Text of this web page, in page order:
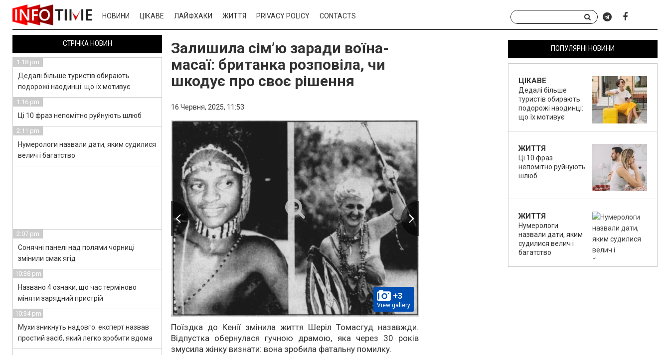
НОВИНИ ЦІКАВЕ ЛАЙФХАКИ ЖИТТЯ PRIVACY POLICY CONTACTS
Залишила сім’ю заради воїна-
масаї: британка розповіла, чи
шкодує про своє рішення
16 Червня, 2025, 11:53
+3
View gallery
Поїздка до Кенії змінила життя Шеріл Томасгуд назавжди.
Відпустка обернулася гучною драмою, яка через 30 років
змусила жінку визнати: вона зробила фатальну помилку.
ПОПУЛЯРНІ НОВИНИ
ЦІКАВЕ
Дедалі більше
туристів обирають
подорожі наодинці:
що їх мотивує
ЖИТТЯ
Ці 10 фраз
непомітно руйнують
шлюб
ЖИТТЯ
Нумерологи
назвали дати, яким
судилися велич і
багатство
СТРІЧКА НОВИН
1:18 pm
Дедалі більше туристів обирають
подорожі наодинці: що їх мотивує
1:16 pm
Ці 10 фраз непомітно руйнують шлюб
2:11 pm
Нумерологи назвали дати, яким судилися
велич і багатство
2:07 pm
Сонячні панелі над полями чорниці
змінили смак ягід
10:38 pm
Названо 4 ознаки, що час терміново
міняти зарядний пристрій
10:34 pm
Мухи зникнуть надовго: експерт назвав
простий засіб, який легко зробити вдома